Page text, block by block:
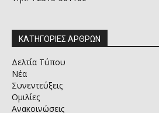
ΚΑΤΗΓΟΡΙΕΣ ΑΡΘΡΩΝ
Δελτία Τύπου
Νέα
Συνεντεύξεις
Ομιλίες
Ανακοινώσεις